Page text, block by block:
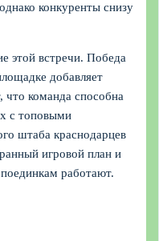
конкуренты снизу
этой встречи. Победа
добавляет
что команда способна
с топовыми
штаба краснодарцев
игровой план и
работают.